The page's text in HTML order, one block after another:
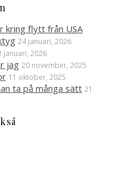
kring flytt från USA
24 januari, 2026
januari, 2026
jag 20 november, 2025
11 oktober, 2025
ta på många sätt 21